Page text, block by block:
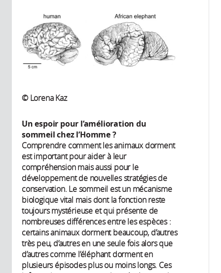
© Lorena Kaz
Un espoir pour l’amélioration du
sommeil chez l’Homme ?
Comprendre comment les animaux dorment
est important pour aider à leur
compréhension mais aussi pour le
développement de nouvelles stratégies de
conservation. Le sommeil est un mécanisme
biologique vital mais dont la fonction reste
toujours mystérieuse et qui présente de
nombreuses différences entre les espèces :
certains animaux dorment beaucoup, d’autres
très peu, d’autres en une seule fois alors que
d’autres comme l’éléphant dorment en
plusieurs épisodes plus ou moins longs. Ces